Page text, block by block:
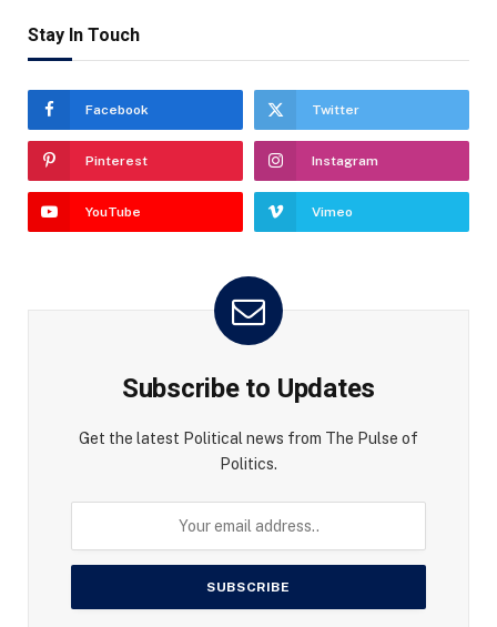
Stay In Touch
Facebook Twitter
Pinterest Instagram
YouTube Vimeo
Subscribe to Updates
Get the latest Political news from The Pulse of
Politics.